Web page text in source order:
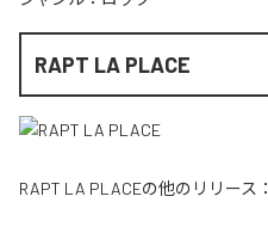
RAPT LA PLACE
RAPT LA PLACEの他のリリース：